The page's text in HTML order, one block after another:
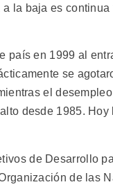
la baja es
país en 1999 al
se
el
desde 1985.
de Desarrollo
de las